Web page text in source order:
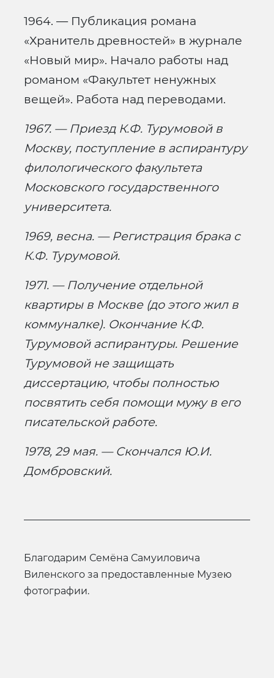
1964. — Публикация романа
«Хранитель древностей» в журнале
«Новый мир». Начало работы над
романом «Факультет ненужных
вещей». Работа над переводами.
1967. — Приезд К.Ф. Турумовой в
Москву, поступление в аспирантуру
филологического факультета
Московского государственного
университета.
1969, весна. — Регистрация брака с
К.Ф. Турумовой.
1971. — Получение отдельной
квартиры в Москве (до этого жил в
коммуналке). Окончание К.Ф.
Турумовой аспирантуры. Решение
Турумовой не защищать
диссертацию, чтобы полностью
посвятить себя помощи мужу в его
писательской работе.
1978, 29 мая. — Скончался Ю.И.
Домбровский.
Благодарим Семёна Самуиловича
Виленского за предоставленные Музею
фотографии.